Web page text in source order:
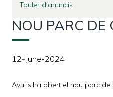
Tauler d'anuncis
NOU PARC DE
12-June-2024
Avui s'ha obert el nou parc de